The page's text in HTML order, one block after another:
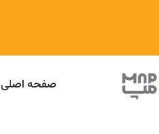
صفحه اصلی